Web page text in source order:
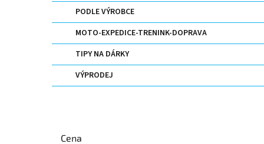
PODLE VÝROBCE
MOTO-EXPEDICE-TRENINK-DOPRAVA
TIPY NA DÁRKY
VÝPRODEJ
Cena